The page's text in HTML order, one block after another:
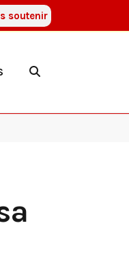
soutenir